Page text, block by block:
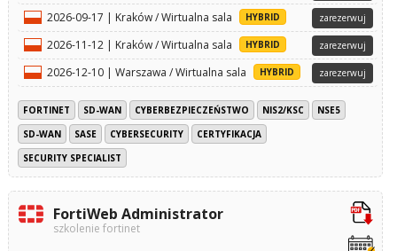
2026-09-17 | Kraków / Wirtualna sala HYBRID zarezerwuj
2026-11-12 | Kraków / Wirtualna sala HYBRID zarezerwuj
2026-12-10 | Warszawa / Wirtualna sala HYBRID zarezerwuj
FORTINET SD-WAN CYBERBEZPIECZEŃSTWO NIS2/KSC
NSE5
SD-WAN
SASE CYBERSECURITY
CERTYFIKACJA
SECURITY SPECIALIST
FortiWeb Administrator
szkolenie fortinet